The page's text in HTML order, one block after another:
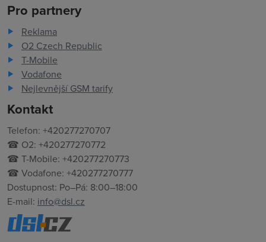
Pro partnery
Reklama
O2 Czech Republic
T-Mobile
Vodafone
Nejlevnější GSM tarify
Kontakt
Telefon: +420277270707
☎ O2: +420277270772
☎ T-Mobile: +420277270773
☎ Vodafone: +420277270777
Dostupnost: Po–Pá: 8:00–18:00
E-mail: info@dsl.cz